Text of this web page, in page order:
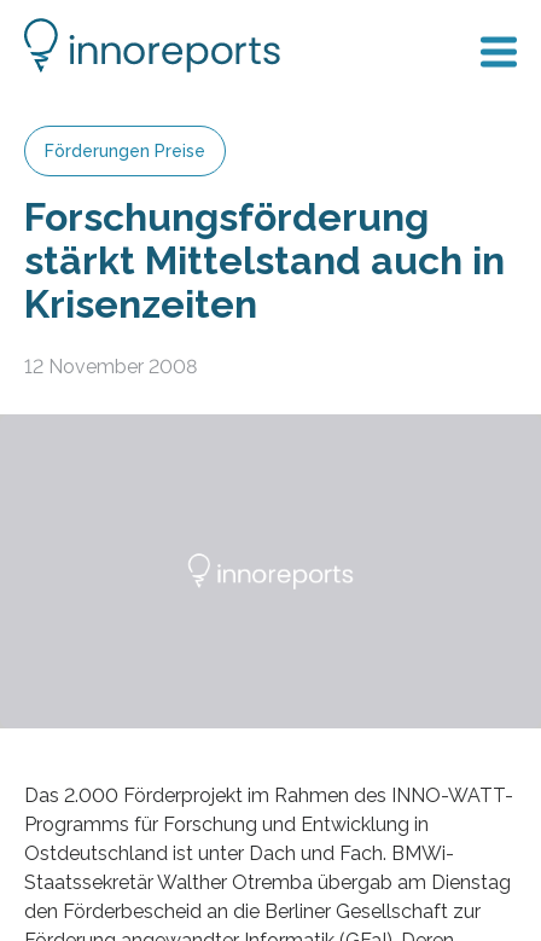
Förderungen Preise
Forschungsförderung
stärkt Mittelstand auch in
Krisenzeiten
12 November 2008
Das 2.000 Förderprojekt im Rahmen des INNO-WATT-
Programms für Forschung und Entwicklung in
Ostdeutschland ist unter Dach und Fach. BMWi-
Staatssekretär Walther Otremba übergab am Dienstag
den Förderbescheid an die Berliner Gesellschaft zur